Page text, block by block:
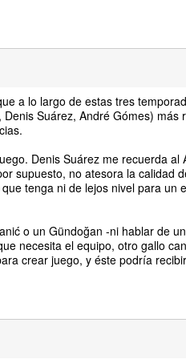
a lo largo de estas tres
Suárez, André Gómes)
Denis Suárez me recuerda
supuesto, no atesora la calidad
tenga ni de lejos nivel para un
o un Gündoğan -ni hablar de
necesita el equipo, otro gallo
crear juego, y éste podría